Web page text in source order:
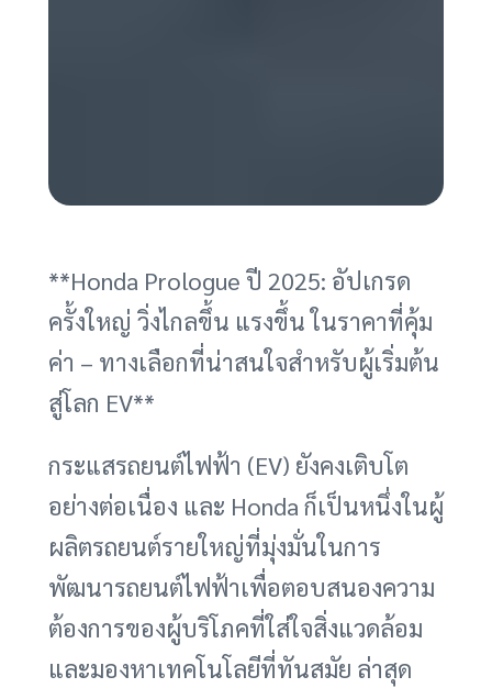
**Honda Prologue ปี 2025: อัปเกรด
ครั้งใหญ่ วิ่งไกลขึ้น แรงขึ้น ในราคาที่คุ้ม
ค่า – ทางเลือกที่น่าสนใจสำหรับผู้เริ่มต้น
สู่โลก EV**
กระแสรถยนต์ไฟฟ้า (EV) ยังคงเติบโต
อย่างต่อเนื่อง และ Honda ก็เป็นหนึ่งในผู้
ผลิตรถยนต์รายใหญ่ที่มุ่งมั่นในการ
พัฒนารถยนต์ไฟฟ้าเพื่อตอบสนองความ
ต้องการของผู้บริโภคที่ใส่ใจสิ่งแวดล้อม
และมองหาเทคโนโลยีที่ทันสมัย ล่าสุด